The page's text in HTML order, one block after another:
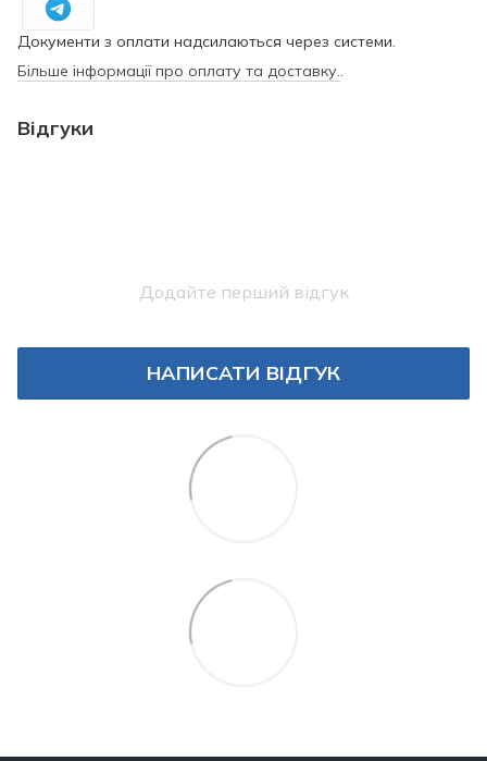
Документи з оплати надсилаються через системи.
Більше інформації про оплату та доставку..
Відгуки
Додайте перший відгук
НАПИСАТИ ВІДГУК